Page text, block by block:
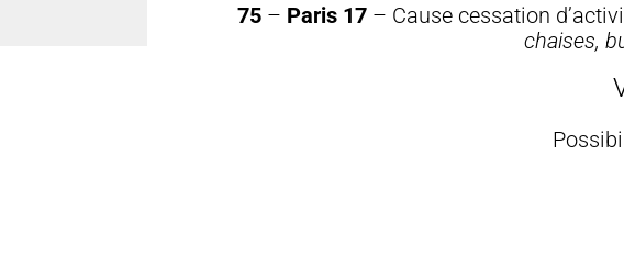
75 – Paris 17 – Cause cessation
chaises,